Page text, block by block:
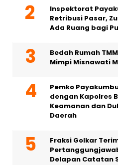
Inspektorat
Retribusi Pasar,
Ada Ruang bagi
Bedah Rumah
Mimpi Misnawati
Pemko
dengan Kapolres
Keamanan dan
Daerah
Fraksi Golkar
Delapan Catatan